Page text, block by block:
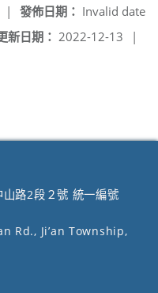
發佈日期： Invalid date
|
新日期： 2022-12-13 |
路2段２號 統一編號
Rd., Ji’an Township,